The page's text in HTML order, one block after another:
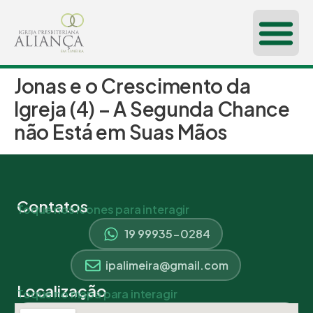
Jonas e o Crescimento da
Igreja (4) – A Segunda Chance
não Está em Suas Mãos
Contatos
Toque nos ícones para interagir
19 99935-0284
ipalimeira@gmail.com
Localização
Toque no mapa para interagir